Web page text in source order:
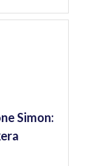
Simon: